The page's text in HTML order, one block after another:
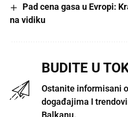
Pad cena gasa u Evropi:
na vidiku
BUDITE U
Ostanite informisani
događajima I
Balkanu.